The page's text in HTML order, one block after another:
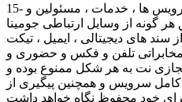
15- هر گونه توهین و تهمت به سرویس ها ، خدمات ، مسئولین و
گونه از وسایل ارتباطی جومینا
های دیجیتالی ، ایمیل ، تیکت
مخابراتی تلفن و فکس و حضوری و
نت به هر شکل ممنوع بوده و
سرویس و همچنین پیگیری از